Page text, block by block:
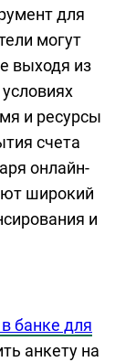
для
могут
выходя из
и ресурсы
счета
онлайн-
широкий
и
банке для
анкету на